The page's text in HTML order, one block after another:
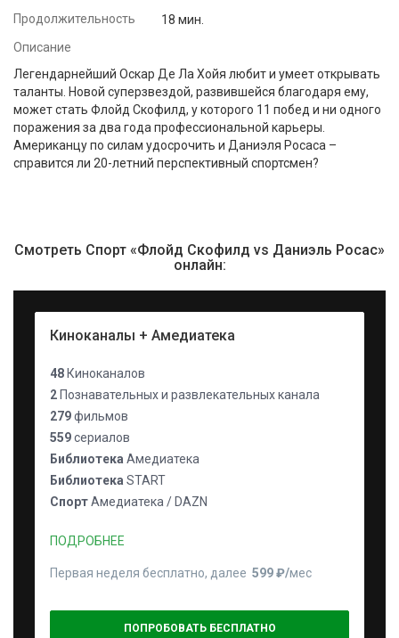
Продолжительность
18 мин.
Описание
Легендарнейший Оскар Де Ла Хойя любит и умеет открывать
таланты. Новой суперзвездой, развившейся благодаря ему,
может стать Флойд Скофилд, у которого 11 побед и ни одного
поражения за два года профессиональной карьеры.
Американцу по силам удосрочить и Даниэля Росаса –
справится ли 20-летний перспективный спортсмен?
Смотреть Спорт «Флойд Скофилд vs Даниэль Росас»
онлайн:
Киноканалы + Амедиатека
48 Киноканалов
2 Познавательных и развлекательных канала
279фильмов
559сериалов
Библиотека Амедиатека
Библиотека START
СпортАмедиатека / DAZN
ПОДРОБНЕЕ
Первая неделя бесплатно, далее 599 ₽⁠/⁠мес
ПОПРОБОВАТЬ БЕСПЛАТНО